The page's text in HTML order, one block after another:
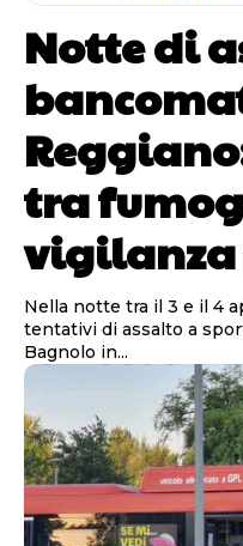
Notte di
tra
Nella notte tra il 3 e il 4
tentativi di assalto a
Bagnolo in...